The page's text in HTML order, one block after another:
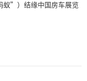
蚁”）结缘中国房车展览